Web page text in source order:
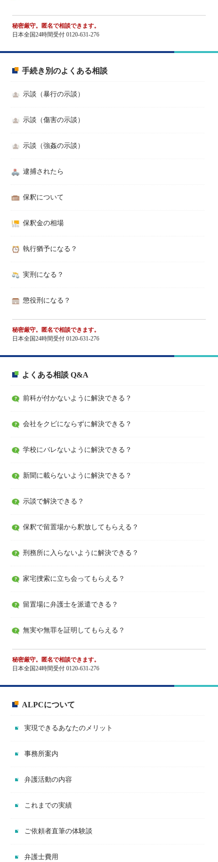
秘密厳守。匿名で相談できます。
日本全国24時間受付 0120-631-276
手続き別のよくある相談
示談（暴行の示談）
示談（傷害の示談）
示談（強姦の示談）
逮捕されたら
保釈について
保釈金の相場
執行猶予になる？
実刑になる？
懲役刑になる？
秘密厳守。匿名で相談できます。
日本全国24時間受付 0120-631-276
よくある相談 Q&A
前科が付かないように解決できる？
会社をクビにならずに解決できる？
学校にバレないように解決できる？
新聞に載らないように解決できる？
示談で解決できる？
保釈で留置場から釈放してもらえる？
刑務所に入らないように解決できる？
家宅捜索に立ち会ってもらえる？
留置場に弁護士を派遣できる？
無実や無罪を証明してもらえる？
秘密厳守。匿名で相談できます。
日本全国24時間受付 0120-631-276
ALPCについて
実現できるあなたのメリット
事務所案内
弁護活動の内容
これまでの実績
ご依頼者直筆の体験談
弁護士費用